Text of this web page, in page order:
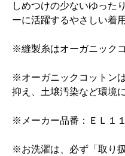
しめつけの少ないゆった
ーに活躍するやさしい着
※縫製糸はオーガニック
※オーガニックコットン
抑え、土壌汚染など環境
※メーカー品番：ＥＬ１１
※お洗濯は、必ず「取り